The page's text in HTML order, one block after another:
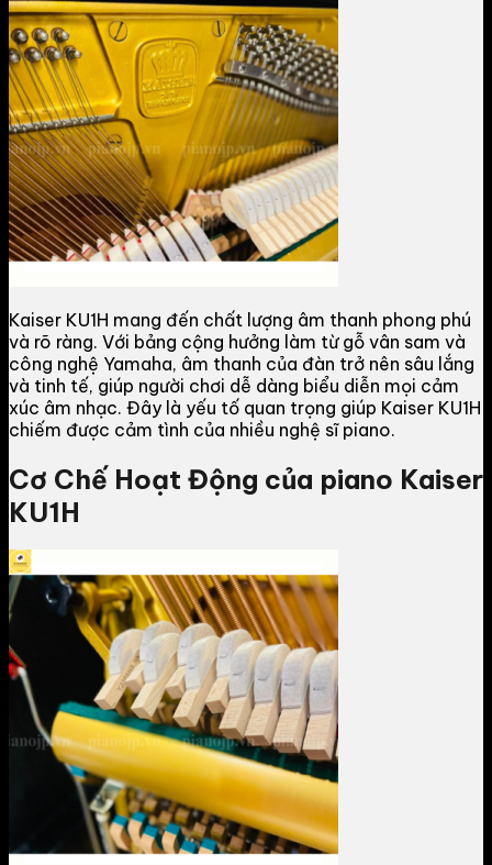
Kaiser KU1H mang đến chất lượng âm thanh phong phú
và rõ ràng. Với bảng cộng hưởng làm từ gỗ vân sam và
công nghệ Yamaha, âm thanh của đàn trở nên sâu lắng
và tinh tế, giúp người chơi dễ dàng biểu diễn mọi cảm
xúc âm nhạc. Đây là yếu tố quan trọng giúp Kaiser KU1H
chiếm được cảm tình của nhiều nghệ sĩ piano.
Cơ Chế Hoạt Động của piano Kaiser
KU1H